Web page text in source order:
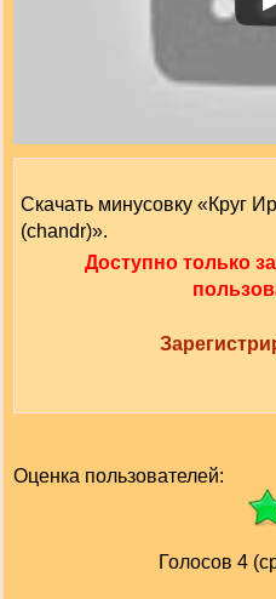
Скачать минусовку «Круг
(chandr)».
Доступно только
Оценка пользователей:
Голосов 4